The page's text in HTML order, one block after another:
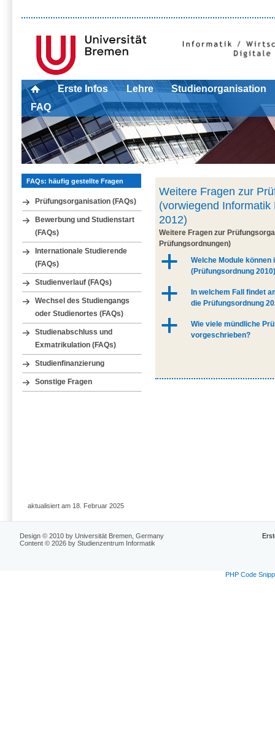
Erste Infos Lehre
Studienorganisation
FAQ
FAQs: häufig gestellte Fragen
Prüfungsorganisation (FAQs)
Bewerbung und Studienstart
(FAQs)
Internationale Studierende
(FAQs)
Studienverlauf (FAQs)
Wechsel des Studiengangs
oder Studienortes (FAQs)
Studienabschluss und
Exmatrikulation (FAQs)
Studienfinanzierung
Sonstige Fragen
Weitere Fragen zur
(vorwiegend
2012)
Weitere Fragen zur
Prüfungsordnungen)
a
Welche Module
(Prüfungsordnung
a
In welchem Fall findet
die Prüfungsordnung
a
Wie viele mündliche
vorgeschrieben?
aktualisiert am 18. Februar 2025
Design © 2010 by Universität Bremen, Germany
Content © 2026 by Studienzentrum Informatik
PHP Code